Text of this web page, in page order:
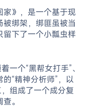
》，是一个基于现
绑架，绑匪虽被当
下了一个小瓢虫样
一个“黑帮女打手”、
“精神分析师”，以
组成了一个成分复
。